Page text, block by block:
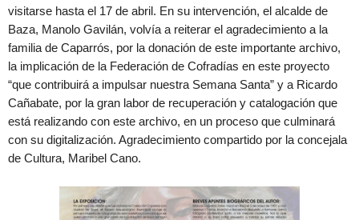
visitarse hasta el 17 de abril. En su intervención, el alcalde de
Baza, Manolo Gavilán, volvía a reiterar el agradecimiento a la
familia de Caparrós, por la donación de este importante archivo,
la implicación de la Federación de Cofradías en este proyecto
“que contribuirá a impulsar nuestra Semana Santa” y a Ricardo
Cañabate, por la gran labor de recuperación y catalogación que
está realizando con este archivo, en un proceso que culminará
con su digitalización. Agradecimiento compartido por la concejala
de Cultura, Maribel Cano.